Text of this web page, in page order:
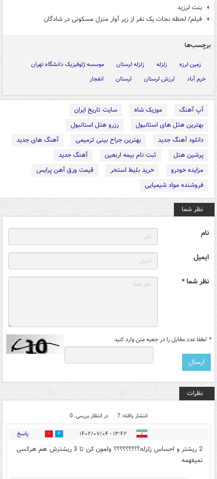
بنت لرزید
فیلم/ لحظه نجات یک نفر از زیر آوار منزل مسکونی در شادگان
برچسب‌ها
زمین لرزه زلزله زلزله لرستان
موسسه ژئوفیزیک دانشگاه تهران
خرم آباد
لرزش لرستان لرستان انفجار
آپ آهنگ موزیک شاه
سایت تاریخ ایران
بهترین هتل های استانبول
رزرو هتل استانبول
دانلود آهنگ جدید
بهترین جراح بینی ترمیمی
آهنگ های جدید
پرشین هتل
ثبت نام بیمه اربعین
آهنگ جدید
مزایده خودرو
خرید بلیط استخر
قیمت ورق آهن پرایس
فروشنده مواد شیمیایی
نظر شما
نام
ایمیل
نظر شما *
* لطفا عدد مقابل را در جعبه متن وارد کنید
نظرات
انتشار یافته: 7 در انتظار بررسی: 0
۱۳:۴۲ - ۱۴۰۲/۰۷/۰۴ 3 پاسخ
2 ریشتر و احساس زلزله؟؟؟؟؟؟؟؟؟ ولمون کن تا 3 ریشترش هم هرکسی
نمیفهمه